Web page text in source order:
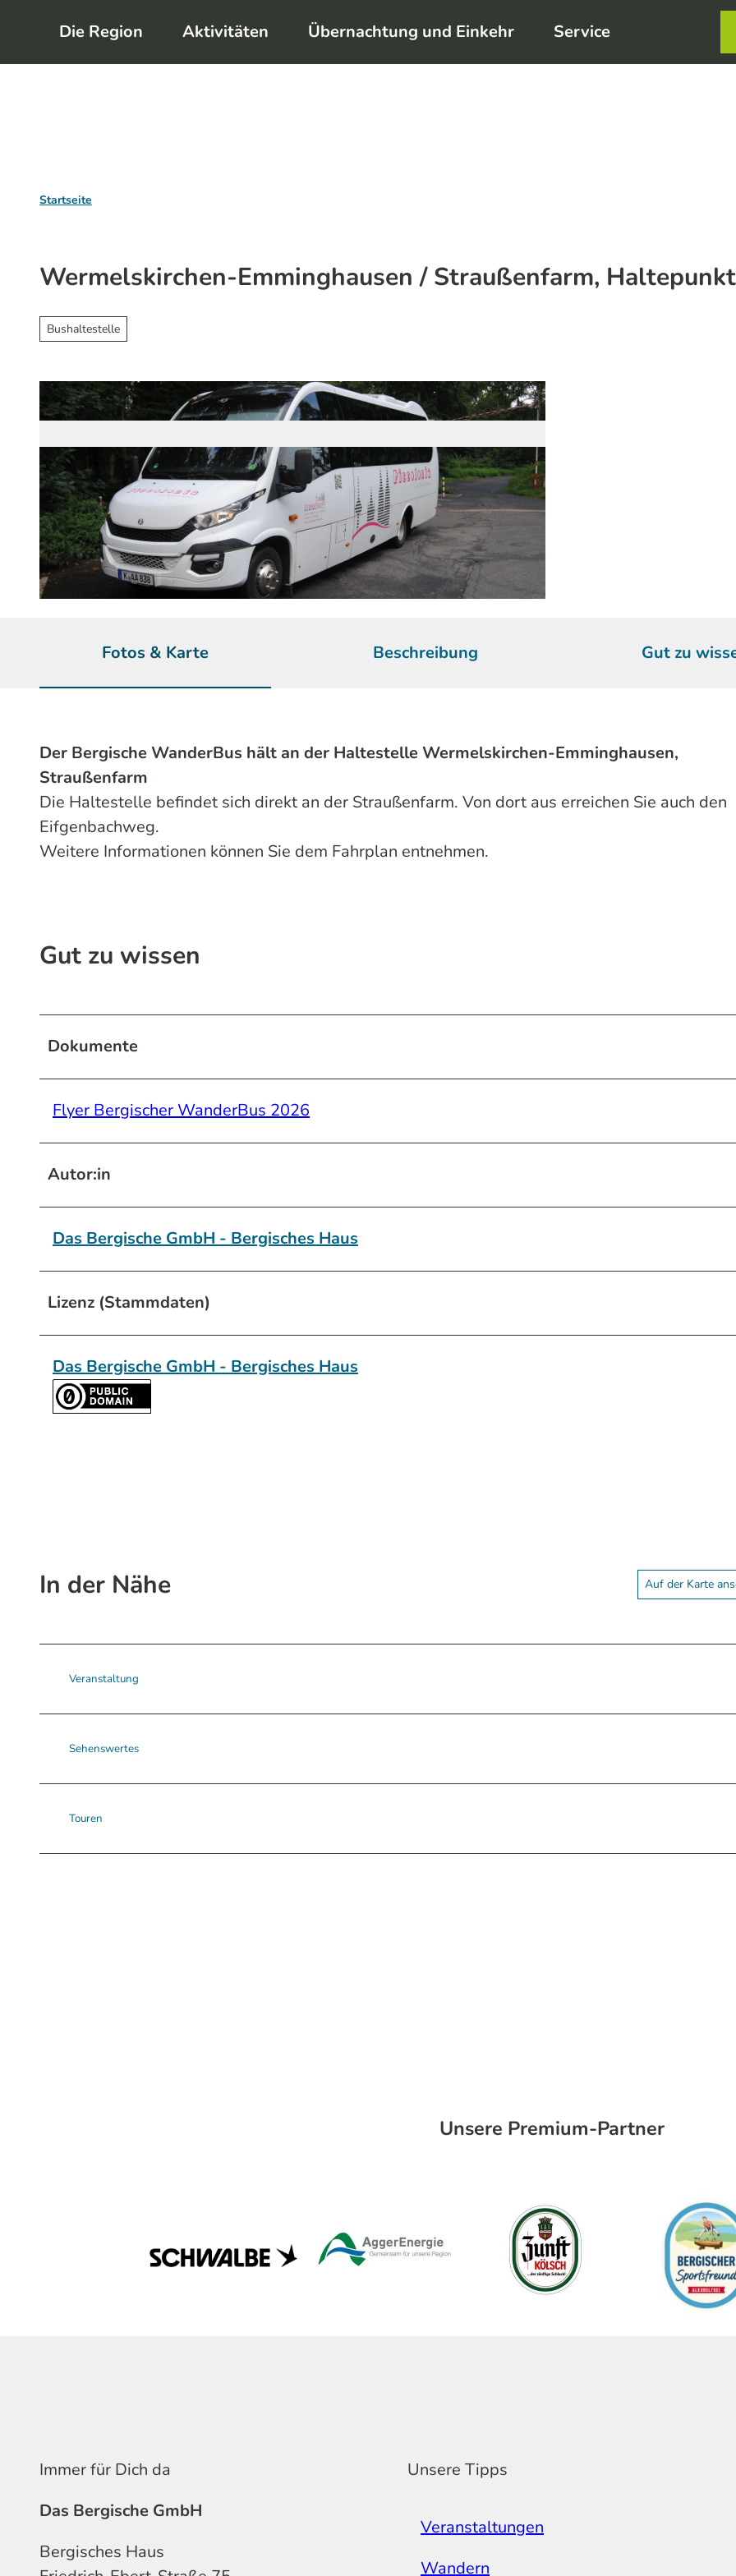
m
Die Region Aktivitäten Übernachtung und Einkehr Service
Startseite
Wermelskirchen-Emminghausen / Straußenfarm,
Bushaltestelle
Fotos & Karte Beschreibung Gut zu
Der Bergische WanderBus hält an der Haltestelle Wermelskirchen-Emminghausen,
Straußenfarm
Die Haltestelle befindet sich direkt an der Straußenfarm. Von dort aus erreichen Sie auch den
Eifgenbachweg.
Weitere Informationen können Sie dem Fahrplan entnehmen.
Gut zu wissen
Dokumente
Flyer Bergischer WanderBus 2026
Autor:in
Das Bergische GmbH - Bergisches Haus
Lizenz (Stammdaten)
Das Bergische GmbH - Bergisches Haus
In der Nähe Auf der Karte
Veranstaltung
Sehenswertes
Touren
Unsere Premium-Partner
Immer für Dich da
Das Bergische GmbH
Bergisches Haus
Unsere Tipps
Veranstaltungen
Wandern